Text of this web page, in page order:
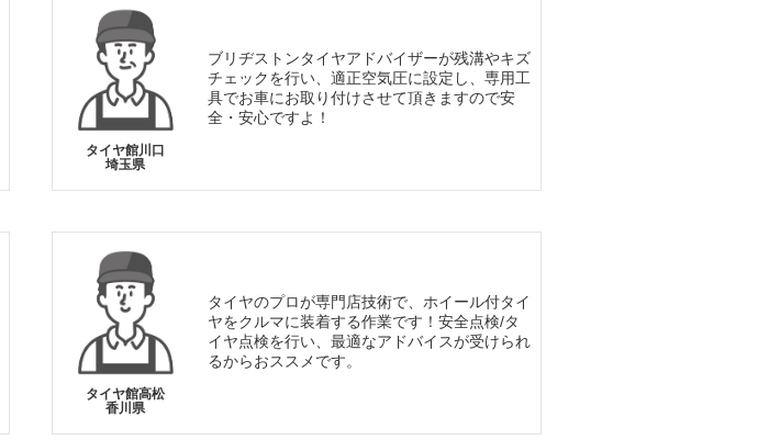
タイヤ館川口
埼玉県
ブリヂストンタイヤアドバイザーが残溝やキズ
チェックを行い、適正空気圧に設定し、専用工
具でお車にお取り付けさせて頂きますので安
全・安心ですよ！
タイヤ館高松
香川県
タイヤのプロが専門店技術で、ホイール付タイ
ヤをクルマに装着する作業です！安全点検/タ
イヤ点検を行い、最適なアドバイスが受けられ
るからおススメです。